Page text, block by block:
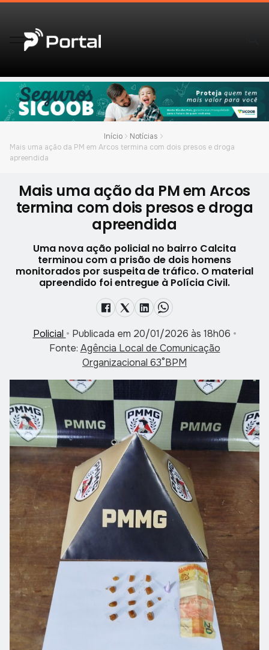
Início
Notícias
Mais uma ação da PM em Arcos termina com dois presos e droga
apreendida
Mais uma ação da PM em Arcos
termina com dois presos e droga
apreendida
Uma nova ação policial no bairro Calcita
terminou com a prisão de dois homens
monitorados por suspeita de tráfico. O material
apreendido foi entregue à Polícia Civil.
Policial • Publicada em 20/01/2026 às 18h06 •
Fonte: Agência Local de Comunicação
Organizacional 63°BPM